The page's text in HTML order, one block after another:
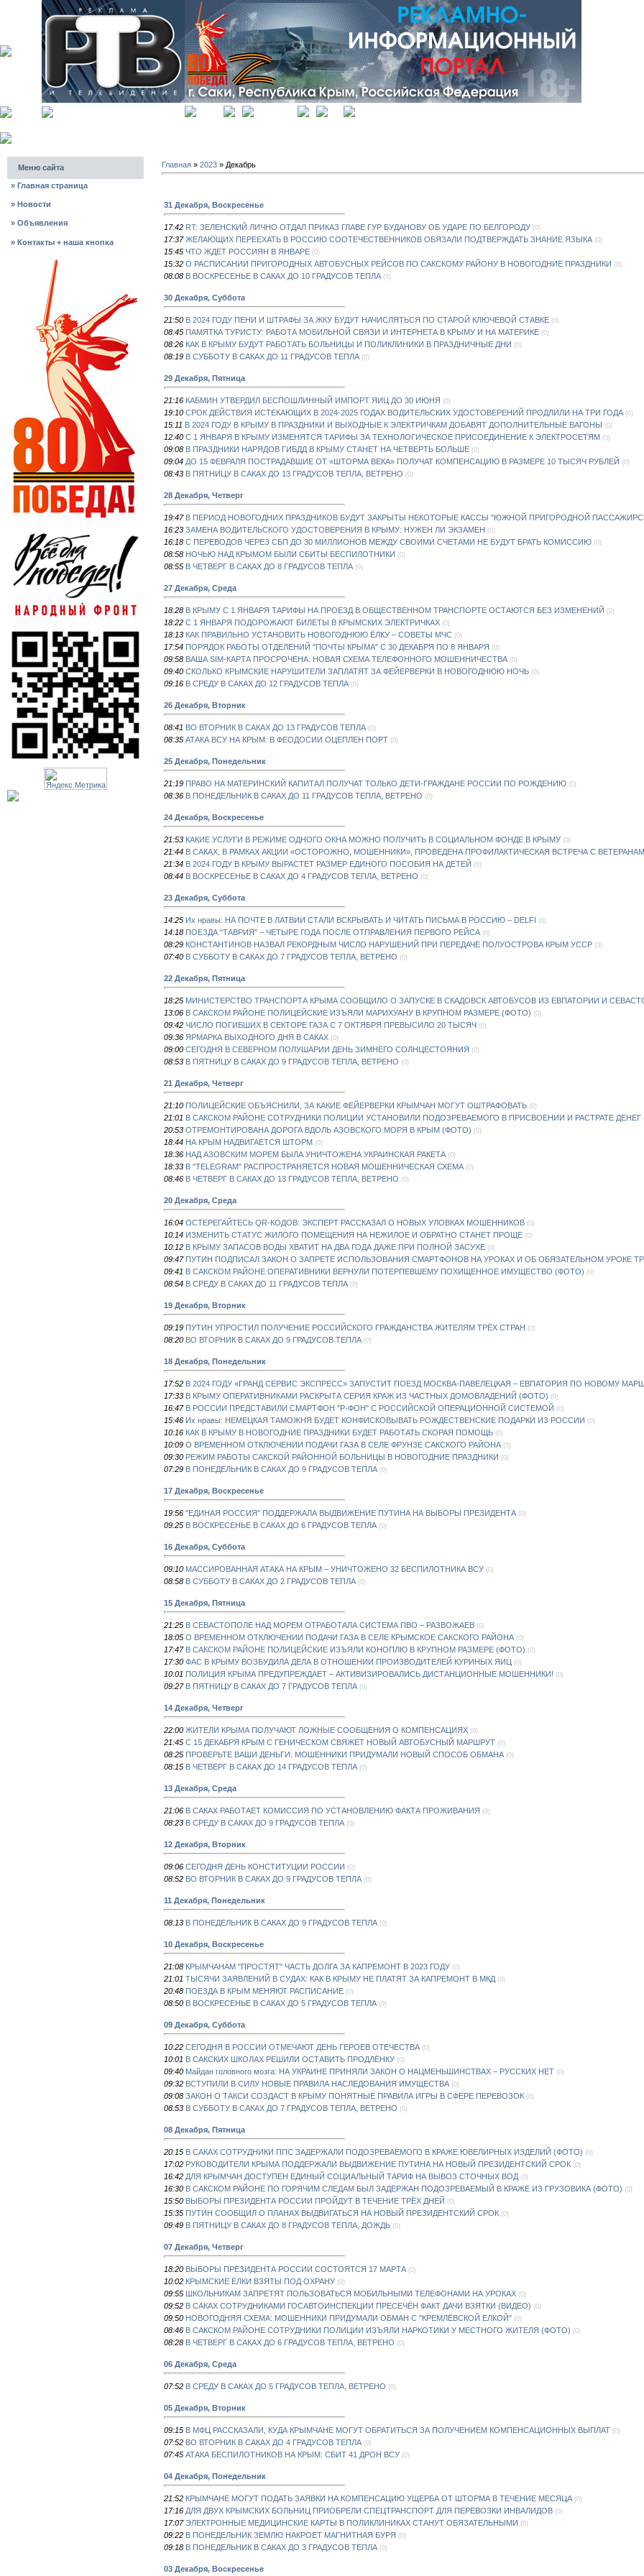
Меню сайта
» Главная страница
» Новости
» Объявления
» Контакты + наша кнопка
Главная » 2023 » Декабрь
31 Декабря, Воскресенье
17:42 RT: ЗЕЛЕНСКИЙ ЛИЧНО ОТДАЛ ПРИКАЗ ГЛАВЕ ГУР БУДАНОВУ ОБ УДАРЕ ПО БЕЛГОРОДУ (0)
17:37 ЖЕЛАЮЩИХ ПЕРЕЕХАТЬ В РОССИЮ СООТЕЧЕСТВЕННИКОВ ОБЯЗАЛИ ПОДТВЕРЖДАТЬ ЗНАНИЕ ЯЗЫКА (0)
15:45 ЧТО ЖДЕТ РОССИЯН В ЯНВАРЕ (0)
15:32 О РАСПИСАНИИ ПРИГОРОДНЫХ АВТОБУСНЫХ РЕЙСОВ ПО САКСКОМУ РАЙОНУ В НОВОГОДНИЕ ПРАЗДНИКИ (0)
08:08 В ВОСКРЕСЕНЬЕ В САКАХ ДО 10 ГРАДУСОВ ТЕПЛА (0)
30 Декабря, Суббота
21:50 В 2024 ГОДУ ПЕНИ И ШТРАФЫ ЗА ЖКУ БУДУТ НАЧИСЛЯТЬСЯ ПО СТАРОЙ КЛЮЧЕВОЙ СТАВКЕ (0)
08:45 ПАМЯТКА ТУРИСТУ: РАБОТА МОБИЛЬНОЙ СВЯЗИ И ИНТЕРНЕТА В КРЫМУ И НА МАТЕРИКЕ (0)
08:26 КАК В КРЫМУ БУДУТ РАБОТАТЬ БОЛЬНИЦЫ И ПОЛИКЛИНИКИ В ПРАЗДНИЧНЫЕ ДНИ (0)
08:19 В СУББОТУ В САКАХ ДО 11 ГРАДУСОВ ТЕПЛА (0)
29 Декабря, Пятница
21:16 КАБМИН УТВЕРДИЛ БЕСПОШЛИННЫЙ ИМПОРТ ЯИЦ ДО 30 ИЮНЯ (0)
19:10 СРОК ДЕЙСТВИЯ ИСТЕКАЮЩИХ В 2024-2025 ГОДАХ ВОДИТЕЛЬСКИХ УДОСТОВЕРЕНИЙ ПРОДЛИЛИ НА ТРИ ГОДА (0)
15:11 В 2024 ГОДУ В КРЫМУ В ПРАЗДНИКИ И ВЫХОДНЫЕ К ЭЛЕКТРИЧКАМ ДОБАВЯТ ДОПОЛНИТЕЛЬНЫЕ ВАГОНЫ (0)
12:40 С 1 ЯНВАРЯ В КРЫМУ ИЗМЕНЯТСЯ ТАРИФЫ ЗА ТЕХНОЛОГИЧЕСКОЕ ПРИСОЕДИНЕНИЕ К ЭЛЕКТРОСЕТЯМ (0)
09:08 В ПРАЗДНИКИ НАРЯДОВ ГИБДД В КРЫМУ СТАНЕТ НА ЧЕТВЕРТЬ БОЛЬШЕ (0)
09:04 ДО 15 ФЕВРАЛЯ ПОСТРАДАВШИЕ ОТ «ШТОРМА ВЕКА» ПОЛУЧАТ КОМПЕНСАЦИЮ В РАЗМЕРЕ 10 ТЫСЯЧ РУБЛЕЙ (0)
08:43 В ПЯТНИЦУ В САКАХ ДО 13 ГРАДУСОВ ТЕПЛА, ВЕТРЕНО (0)
28 Декабря, Четверг
19:47 В ПЕРИОД НОВОГОДНИХ ПРАЗДНИКОВ БУДУТ ЗАКРЫТЫ НЕКОТОРЫЕ КАССЫ "ЮЖНОЙ ПРИГОРОДНОЙ
16:23 ЗАМЕНА ВОДИТЕЛЬСКОГО УДОСТОВЕРЕНИЯ В КРЫМУ: НУЖЕН ЛИ ЭКЗАМЕН (0)
16:18 С ПЕРЕВОДОВ ЧЕРЕЗ СБП ДО 30 МИЛЛИОНОВ МЕЖДУ СВОИМИ СЧЕТАМИ НЕ БУДУТ БРАТЬ КОМИССИЮ (0)
08:58 НОЧЬЮ НАД КРЫМОМ БЫЛИ СБИТЫ БЕСПИЛОТНИКИ (0)
08:55 В ЧЕТВЕРГ В САКАХ ДО 8 ГРАДУСОВ ТЕПЛА (0)
27 Декабря, Среда
18:28 В КРЫМУ С 1 ЯНВАРЯ ТАРИФЫ НА ПРОЕЗД В ОБЩЕСТВЕННОМ ТРАНСПОРТЕ ОСТАЮТСЯ БЕЗ ИЗМЕНЕНИЙ (0)
18:22 С 1 ЯНВАРЯ ПОДОРОЖАЮТ БИЛЕТЫ В КРЫМСКИХ ЭЛЕКТРИЧКАХ (0)
18:13 КАК ПРАВИЛЬНО УСТАНОВИТЬ НОВОГОДНЮЮ ЁЛКУ – СОВЕТЫ МЧС (0)
17:54 ПОРЯДОК РАБОТЫ ОТДЕЛЕНИЙ "ПОЧТЫ КРЫМА" С 30 ДЕКАБРЯ ПО 8 ЯНВАРЯ (0)
09:58 ВАША SIM-КАРТА ПРОСРОЧЕНА: НОВАЯ СХЕМА ТЕЛЕФОННОГО МОШЕННИЧЕСТВА (0)
09:40 СКОЛЬКО КРЫМСКИЕ НАРУШИТЕЛИ ЗАПЛАТЯТ ЗА ФЕЙЕРВЕРКИ В НОВОГОДНЮЮ НОЧЬ (0)
09:16 В СРЕДУ В САКАХ ДО 12 ГРАДУСОВ ТЕПЛА (0)
26 Декабря, Вторник
08:41 ВО ВТОРНИК В САКАХ ДО 13 ГРАДУСОВ ТЕПЛА (0)
08:35 АТАКА ВСУ НА КРЫМ: В ФЕОДОСИИ ОЦЕПЛЕН ПОРТ (0)
25 Декабря, Понедельник
21:19 ПРАВО НА МАТЕРИНСКИЙ КАПИТАЛ ПОЛУЧАТ ТОЛЬКО ДЕТИ-ГРАЖДАНЕ РОССИИ ПО РОЖДЕНИЮ (0)
08:36 В ПОНЕДЕЛЬНИК В САКАХ ДО 11 ГРАДУСОВ ТЕПЛА, ВЕТРЕНО (0)
24 Декабря, Воскресенье
21:53 КАКИЕ УСЛУГИ В РЕЖИМЕ ОДНОГО ОКНА МОЖНО ПОЛУЧИТЬ В СОЦИАЛЬНОМ ФОНДЕ В КРЫМУ (0)
21:44 В САКАХ, В РАМКАХ АКЦИИ «ОСТОРОЖНО, МОШЕННИКИ», ПРОВЕДЕНА ПРОФИЛАКТИЧЕСКАЯ ВСТРЕЧА С
21:34 В 2024 ГОДУ В КРЫМУ ВЫРАСТЕТ РАЗМЕР ЕДИНОГО ПОСОБИЯ НА ДЕТЕЙ (0)
08:44 В ВОСКРЕСЕНЬЕ В САКАХ ДО 4 ГРАДУСОВ ТЕПЛА, ВЕТРЕНО (0)
23 Декабря, Суббота
14:25 Их нравы: НА ПОЧТЕ В ЛАТВИИ СТАЛИ ВСКРЫВАТЬ И ЧИТАТЬ ПИСЬМА В РОССИЮ – DELFI (0)
14:18 ПОЕЗДА "ТАВРИЯ" – ЧЕТЫРЕ ГОДА ПОСЛЕ ОТПРАВЛЕНИЯ ПЕРВОГО РЕЙСА (0)
08:29 КОНСТАНТИНОВ НАЗВАЛ РЕКОРДНЫМ ЧИСЛО НАРУШЕНИЙ ПРИ ПЕРЕДАЧЕ ПОЛУОСТРОВА КРЫМ УССР (0)
07:40 В СУББОТУ В САКАХ ДО 7 ГРАДУСОВ ТЕПЛА, ВЕТРЕНО (0)
22 Декабря, Пятница
18:25 МИНИСТЕРСТВО ТРАНСПОРТА КРЫМА СООБЩИЛО О ЗАПУСКЕ В СКАДОВСК АВТОБУСОВ ИЗ ЕВПАТОРИИ И
13:06 В САКСКОМ РАЙОНЕ ПОЛИЦЕЙСКИЕ ИЗЪЯЛИ МАРИХУАНУ В КРУПНОМ РАЗМЕРЕ (ФОТО) (0)
09:42 ЧИСЛО ПОГИБШИХ В СЕКТОРЕ ГАЗА С 7 ОКТЯБРЯ ПРЕВЫСИЛО 20 ТЫСЯЧ (0)
09:36 ЯРМАРКА ВЫХОДНОГО ДНЯ В САКАХ (0)
09:00 СЕГОДНЯ В СЕВЕРНОМ ПОЛУШАРИИ ДЕНЬ ЗИМНЕГО СОЛНЦЕСТОЯНИЯ (0)
08:53 В ПЯТНИЦУ В САКАХ ДО 9 ГРАДУСОВ ТЕПЛА, ВЕТРЕНО (0)
21 Декабря, Четверг
21:10 ПОЛИЦЕЙСКИЕ ОБЪЯСНИЛИ, ЗА КАКИЕ ФЕЙЕРВЕРКИ КРЫМЧАН МОГУТ ОШТРАФОВАТЬ (0)
21:01 В САКСКОМ РАЙОНЕ СОТРУДНИКИ ПОЛИЦИИ УСТАНОВИЛИ ПОДОЗРЕВАЕМОГО В ПРИСВОЕНИИ И РАСТРАТЕ ДЕНЕГ
20:53 ОТРЕМОНТИРОВАНА ДОРОГА ВДОЛЬ АЗОВСКОГО МОРЯ В КРЫМ (ФОТО) (0)
18:44 НА КРЫМ НАДВИГАЕТСЯ ШТОРМ (0)
18:36 НАД АЗОВСКИМ МОРЕМ БЫЛА УНИЧТОЖЕНА УКРАИНСКАЯ РАКЕТА (0)
18:33 В "TELEGRAM" РАСПРОСТРАНЯЕТСЯ НОВАЯ МОШЕННИЧЕСКАЯ СХЕМА (0)
08:46 В ЧЕТВЕРГ В САКАХ ДО 13 ГРАДУСОВ ТЕПЛА, ВЕТРЕНО (0)
20 Декабря, Среда
16:04 ОСТЕРЕГАЙТЕСЬ QR-КОДОВ: ЭКСПЕРТ РАССКАЗАЛ О НОВЫХ УЛОВКАХ МОШЕННИКОВ (0)
10:14 ИЗМЕНИТЬ СТАТУС ЖИЛОГО ПОМЕЩЕНИЯ НА НЕЖИЛОЕ И ОБРАТНО СТАНЕТ ПРОЩЕ (0)
10:12 В КРЫМУ ЗАПАСОВ ВОДЫ ХВАТИТ НА ДВА ГОДА ДАЖЕ ПРИ ПОЛНОЙ ЗАСУХЕ (0)
09:47 ПУТИН ПОДПИСАЛ ЗАКОН О ЗАПРЕТЕ ИСПОЛЬЗОВАНИЯ СМАРТФОНОВ НА УРОКАХ И ОБ ОБЯЗАТЕЛЬНОМ УРОКЕ
09:41 В САКСКОМ РАЙОНЕ ОПЕРАТИВНИКИ ВЕРНУЛИ ПОТЕРПЕВШЕМУ ПОХИЩЕННОЕ ИМУЩЕСТВО (ФОТО) (0)
08:54 В СРЕДУ В САКАХ ДО 11 ГРАДУСОВ ТЕПЛА (0)
19 Декабря, Вторник
09:19 ПУТИН УПРОСТИЛ ПОЛУЧЕНИЕ РОССИЙСКОГО ГРАЖДАНСТВА ЖИТЕЛЯМ ТРЁХ СТРАН (0)
08:20 ВО ВТОРНИК В САКАХ ДО 9 ГРАДУСОВ ТЕПЛА (0)
18 Декабря, Понедельник
17:52 В 2024 ГОДУ «ГРАНД СЕРВИС ЭКСПРЕСС» ЗАПУСТИТ ПОЕЗД МОСКВА-ПАВЕЛЕЦКАЯ – ЕВПАТОРИЯ ПО НОВОМУ
17:33 В КРЫМУ ОПЕРАТИВНИКАМИ РАСКРЫТА СЕРИЯ КРАЖ ИЗ ЧАСТНЫХ ДОМОВЛАДЕНИЙ (ФОТО) (0)
16:47 В РОССИИ ПРЕДСТАВИЛИ СМАРТФОН "Р-ФОН" С РОССИЙСКОЙ ОПЕРАЦИОННОЙ СИСТЕМОЙ (0)
15:46 Их нравы: НЕМЕЦКАЯ ТАМОЖНЯ БУДЕТ КОНФИСКОВЫВАТЬ РОЖДЕСТВЕНСКИЕ ПОДАРКИ ИЗ РОССИИ (0)
10:16 КАК В КРЫМУ В НОВОГОДНИЕ ПРАЗДНИКИ БУДЕТ РАБОТАТЬ СКОРАЯ ПОМОЩЬ (0)
10:09 О ВРЕМЕННОМ ОТКЛЮЧЕНИИ ПОДАЧИ ГАЗА В СЕЛЕ ФРУНЗЕ САКСКОГО РАЙОНА (0)
09:30 РЕЖИМ РАБОТЫ САКСКОЙ РАЙОННОЙ БОЛЬНИЦЫ В НОВОГОДНИЕ ПРАЗДНИКИ (0)
07:29 В ПОНЕДЕЛЬНИК В САКАХ ДО 9 ГРАДУСОВ ТЕПЛА (0)
17 Декабря, Воскресенье
19:56 "ЕДИНАЯ РОССИЯ" ПОДДЕРЖАЛА ВЫДВИЖЕНИЕ ПУТИНА НА ВЫБОРЫ ПРЕЗИДЕНТА (0)
09:25 В ВОСКРЕСЕНЬЕ В САКАХ ДО 6 ГРАДУСОВ ТЕПЛА (0)
16 Декабря, Суббота
09:10 МАССИРОВАННАЯ АТАКА НА КРЫМ – УНИЧТОЖЕНО 32 БЕСПИЛОТНИКА ВСУ (0)
08:58 В СУББОТУ В САКАХ ДО 2 ГРАДУСОВ ТЕПЛА (0)
15 Декабря, Пятница
21:25 В СЕВАСТОПОЛЕ НАД МОРЕМ ОТРАБОТАЛА СИСТЕМА ПВО – РАЗВОЖАЕВ (0)
18:05 О ВРЕМЕННОМ ОТКЛЮЧЕНИИ ПОДАЧИ ГАЗА В СЕЛЕ КРЫМСКОЕ САКСКОГО РАЙОНА (0)
17:47 В САКСКОМ РАЙОНЕ ПОЛИЦЕЙСКИЕ ИЗЪЯЛИ КОНОПЛЮ В КРУПНОМ РАЗМЕРЕ (ФОТО) (0)
17:30 ФАС В КРЫМУ ВОЗБУДИЛА ДЕЛА В ОТНОШЕНИИ ПРОИЗВОДИТЕЛЕЙ КУРИНЫХ ЯИЦ (0)
10:01 ПОЛИЦИЯ КРЫМА ПРЕДУПРЕЖДАЕТ – АКТИВИЗИРОВАЛИСЬ ДИСТАНЦИОННЫЕ МОШЕННИКИ! (0)
09:27 В ПЯТНИЦУ В САКАХ ДО 7 ГРАДУСОВ ТЕПЛА (0)
14 Декабря, Четверг
22:00 ЖИТЕЛИ КРЫМА ПОЛУЧАЮТ ЛОЖНЫЕ СООБЩЕНИЯ О КОМПЕНСАЦИЯХ (0)
21:45 С 15 ДЕКАБРЯ КРЫМ С ГЕНИЧЕСКОМ СВЯЖЕТ НОВЫЙ АВТОБУСНЫЙ МАРШРУТ (0)
08:25 ПРОВЕРЬТЕ ВАШИ ДЕНЬГИ: МОШЕННИКИ ПРИДУМАЛИ НОВЫЙ СПОСОБ ОБМАНА (0)
08:15 В ЧЕТВЕРГ В САКАХ ДО 14 ГРАДУСОВ ТЕПЛА (0)
13 Декабря, Среда
21:06 В САКАХ РАБОТАЕТ КОМИССИЯ ПО УСТАНОВЛЕНИЮ ФАКТА ПРОЖИВАНИЯ (0)
08:23 В СРЕДУ В САКАХ ДО 9 ГРАДУСОВ ТЕПЛА (0)
12 Декабря, Вторник
09:06 СЕГОДНЯ ДЕНЬ КОНСТИТУЦИИ РОССИИ (0)
08:52 ВО ВТОРНИК В САКАХ ДО 9 ГРАДУСОВ ТЕПЛА (0)
11 Декабря, Понедельник
08:13 В ПОНЕДЕЛЬНИК В САКАХ ДО 9 ГРАДУСОВ ТЕПЛА (0)
10 Декабря, Воскресенье
21:08 КРЫМЧАНАМ "ПРОСТЯТ" ЧАСТЬ ДОЛГА ЗА КАПРЕМОНТ В 2023 ГОДУ (0)
21:01 ТЫСЯЧИ ЗАЯВЛЕНИЙ В СУДАХ: КАК В КРЫМУ НЕ ПЛАТЯТ ЗА КАПРЕМОНТ В МКД (0)
20:48 ПОЕЗДА В КРЫМ МЕНЯЮТ РАСПИСАНИЕ (0)
08:50 В ВОСКРЕСЕНЬЕ В САКАХ ДО 5 ГРАДУСОВ ТЕПЛА (0)
09 Декабря, Суббота
10:22 СЕГОДНЯ В РОССИИ ОТМЕЧАЮТ ДЕНЬ ГЕРОЕВ ОТЕЧЕСТВА (0)
10:01 В САКСКИХ ШКОЛАХ РЕШИЛИ ОСТАВИТЬ ПРОДЛЁНКУ (0)
09:40 Майдан головного мозга: НА УКРАИНЕ ПРИНЯЛИ ЗАКОН О НАЦМЕНЬШИНСТВАХ – РУССКИХ НЕТ (0)
09:32 ВСТУПИЛИ В СИЛУ НОВЫЕ ПРАВИЛА НАСЛЕДОВАНИЯ ИМУЩЕСТВА (0)
09:08 ЗАКОН О ТАКСИ СОЗДАСТ В КРЫМУ ПОНЯТНЫЕ ПРАВИЛА ИГРЫ В СФЕРЕ ПЕРЕВОЗОК (0)
08:53 В СУББОТУ В САКАХ ДО 7 ГРАДУСОВ ТЕПЛА, ВЕТРЕНО (0)
08 Декабря, Пятница
20:15 В САКАХ СОТРУДНИКИ ППС ЗАДЕРЖАЛИ ПОДОЗРЕВАЕМОГО В КРАЖЕ ЮВЕЛИРНЫХ ИЗДЕЛИЙ (ФОТО) (0)
17:02 РУКОВОДИТЕЛИ КРЫМА ПОДДЕРЖАЛИ ВЫДВИЖЕНИЕ ПУТИНА НА НОВЫЙ ПРЕЗИДЕНТСКИЙ СРОК (0)
16:42 ДЛЯ КРЫМЧАН ДОСТУПЕН ЕДИНЫЙ СОЦИАЛЬНЫЙ ТАРИФ НА ВЫВОЗ СТОЧНЫХ ВОД (0)
16:30 В САКСКОМ РАЙОНЕ ПО ГОРЯЧИМ СЛЕДАМ БЫЛ ЗАДЕРЖАН ПОДОЗРЕВАЕМЫЙ В КРАЖЕ ИЗ ГРУЗОВИКА (ФОТО) (0)
15:50 ВЫБОРЫ ПРЕЗИДЕНТА РОССИИ ПРОЙДУТ В ТЕЧЕНИЕ ТРЁХ ДНЕЙ (0)
15:35 ПУТИН СООБЩИЛ О ПЛАНАХ ВЫДВИГАТЬСЯ НА НОВЫЙ ПРЕЗИДЕНТСКИЙ СРОК (0)
09:49 В ПЯТНИЦУ В САКАХ ДО 8 ГРАДУСОВ ТЕПЛА, ДОЖДЬ (0)
07 Декабря, Четверг
18:20 ВЫБОРЫ ПРЕЗИДЕНТА РОССИИ СОСТОЯТСЯ 17 МАРТА (0)
10:02 КРЫМСКИЕ ЁЛКИ ВЗЯТЫ ПОД ОХРАНУ (0)
09:55 ШКОЛЬНИКАМ ЗАПРЕТЯТ ПОЛЬЗОВАТЬСЯ МОБИЛЬНЫМИ ТЕЛЕФОНАМИ НА УРОКАХ (0)
09:52 В САКАХ СОТРУДНИКАМИ ГОСАВТОИНСПЕКЦИИ ПРЕСЕЧЁН ФАКТ ДАЧИ ВЗЯТКИ (ВИДЕО) (0)
09:50 НОВОГОДНЯЯ СХЕМА: МОШЕННИКИ ПРИДУМАЛИ ОБМАН С "КРЕМЛЁВСКОЙ ЕЛКОЙ" (0)
08:46 В САКСКОМ РАЙОНЕ СОТРУДНИКИ ПОЛИЦИИ ИЗЪЯЛИ НАРКОТИКИ У МЕСТНОГО ЖИТЕЛЯ (ФОТО) (0)
08:28 В ЧЕТВЕРГ В САКАХ ДО 6 ГРАДУСОВ ТЕПЛА, ВЕТРЕНО (0)
06 Декабря, Среда
07:52 В СРЕДУ В САКАХ ДО 5 ГРАДУСОВ ТЕПЛА, ВЕТРЕНО (0)
05 Декабря, Вторник
09:15 В МФЦ РАССКАЗАЛИ, КУДА КРЫМЧАНЕ МОГУТ ОБРАТИТЬСЯ ЗА ПОЛУЧЕНИЕМ КОМПЕНСАЦИОННЫХ ВЫПЛАТ (0)
07:52 ВО ВТОРНИК В САКАХ ДО 4 ГРАДУСОВ ТЕПЛА (0)
07:45 АТАКА БЕСПИЛОТНИКОВ НА КРЫМ: СБИТ 41 ДРОН ВСУ (0)
04 Декабря, Понедельник
21:52 КРЫМЧАНЕ МОГУТ ПОДАТЬ ЗАЯВКИ НА КОМПЕНСАЦИЮ УЩЕРБА ОТ ШТОРМА В ТЕЧЕНИЕ МЕСЯЦА (0)
17:16 ДЛЯ ДВУХ КРЫМСКИХ БОЛЬНИЦ ПРИОБРЕЛИ СПЕЦТРАНСПОРТ ДЛЯ ПЕРЕВОЗКИ ИНВАЛИДОВ (0)
17:07 ЭЛЕКТРОННЫЕ МЕДИЦИНСКИЕ КАРТЫ В ПОЛИКЛИНИКАХ СТАНУТ ОБЯЗАТЕЛЬНЫМИ (0)
09:22 В ПОНЕДЕЛЬНИК ЗЕМЛЮ НАКРОЕТ МАГНИТНАЯ БУРЯ (0)
09:18 В ПОНЕДЕЛЬНИК В САКАХ ДО 3 ГРАДУСОВ ТЕПЛА (0)
03 Декабря, Воскресенье